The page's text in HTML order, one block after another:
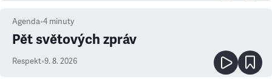
Agenda•4 minuty
Pět světových zpráv
Respekt•9. 8. 2026